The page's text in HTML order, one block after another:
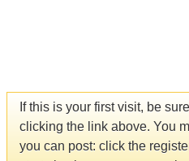
If this is your first visit, be
clicking the link above. You
you can post: click the